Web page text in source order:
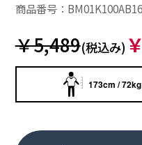
商品番号：
￥5,489(税込み)
173cm / 72kg